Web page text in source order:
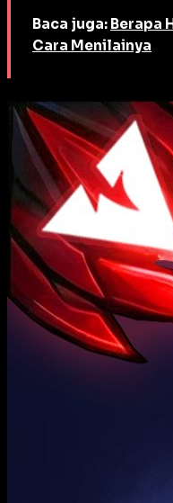
Baca juga: Berapa
Cara Menilainya